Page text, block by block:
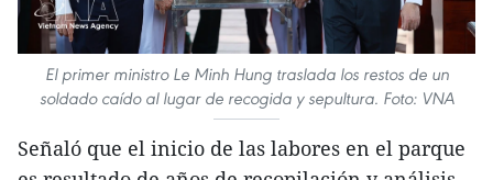
El primer ministro Le Minh Hung traslada los restos de un
soldado caído al lugar de recogida y sepultura. Foto: VNA
Señaló que el inicio de las labores en el parque